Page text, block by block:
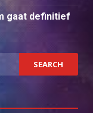
gaat definitief